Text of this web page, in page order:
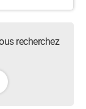
recherchez